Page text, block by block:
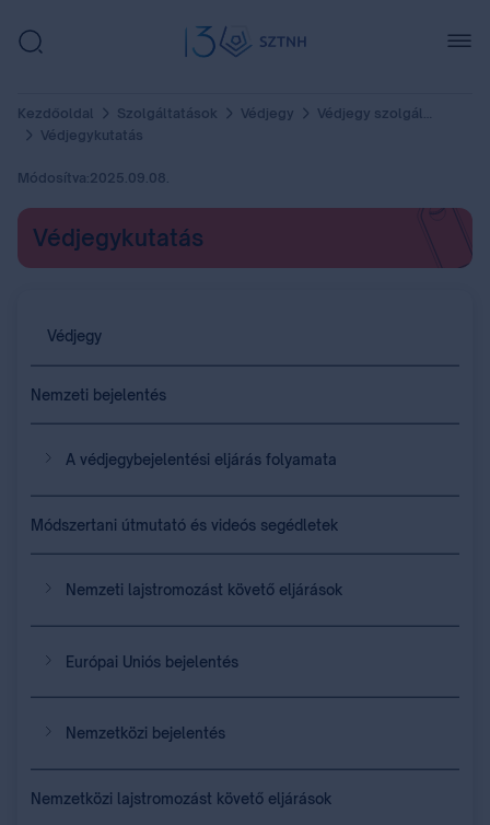
Kezdőoldal Szolgáltatások Védjegy
Védjegy szolgáltatások
Védjegykutatás
Módosítva:2025.09.08.
Védjegykutatás
Védjegy
Nemzeti bejelentés
A védjegybejelentési eljárás folyamata
Módszertani útmutató és videós segédletek
Nemzeti lajstromozást követő eljárások
Európai Uniós bejelentés
Nemzetközi bejelentés
Nemzetközi lajstromozást követő eljárások